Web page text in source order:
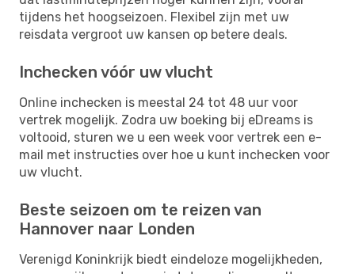
tijdens het hoogseizoen. Flexibel zijn met uw
reisdata vergroot uw kansen op betere deals.
Inchecken vóór uw vlucht
Online inchecken is meestal 24 tot 48 uur voor
vertrek mogelijk. Zodra uw boeking bij eDreams is
voltooid, sturen we u een week voor vertrek een e-
mail met instructies over hoe u kunt inchecken voor
uw vlucht.
Beste seizoen om te reizen van
Hannover naar Londen
Verenigd Koninkrijk biedt eindeloze mogelijkheden,